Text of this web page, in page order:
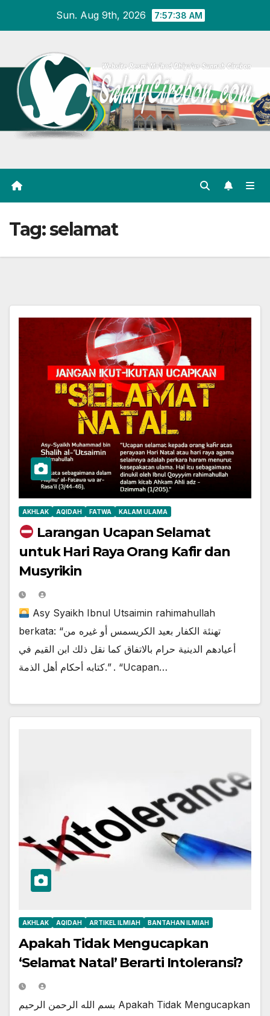
Sun. Aug 9th, 2026 7:57:39 AM
Tag:selamat
AKHLAK AQIDAH FATWA KALAM ULAMA
Larangan Ucapan Selamat
untuk Hari Raya Orang Kafir dan
Musyrikin
Asy Syaikh Ibnul Utsaimin rahimahullah
berkata: “تهنئة الكفار بعيد الكريسمس أو غيره من
أعيادهم الدينية حرام بالاتفاق كما نقل ذلك ابن القيم في
كتابه أحكام أهل الذمة.” . “Ucapan…
AKHLAK AQIDAH ARTIKEL ILMIAH BANTAHAN ILMIAH
Apakah Tidak Mengucapkan
‘Selamat Natal’ Berarti Intoleransi?
بسم الله الرحمن الرحيم Apakah Tidak Mengucapkan